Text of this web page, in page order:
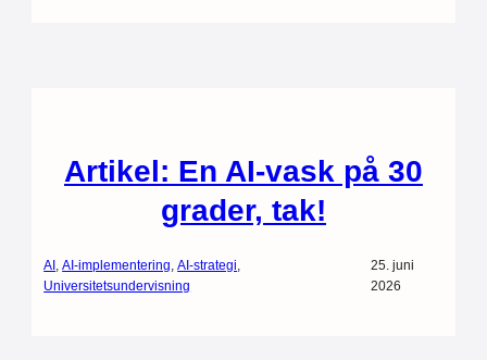
Artikel: En AI-vask på 30
grader, tak!
AI , AI-implementering, AI-strategi,
Universitetsundervisning
25. juni
2026